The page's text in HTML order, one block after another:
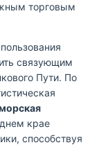
торговым
связующим
Пути. По
крае
способствуя